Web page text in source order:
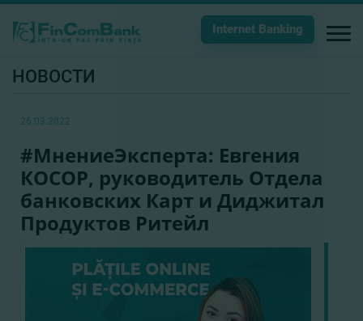
Internet Banking
НОВОСТИ
26.03.2022
#МнениеЭксперта: Евгения
КОСОР, руководитель Отдела
банковских Карт и Диджитал
Продуктов Ритейл